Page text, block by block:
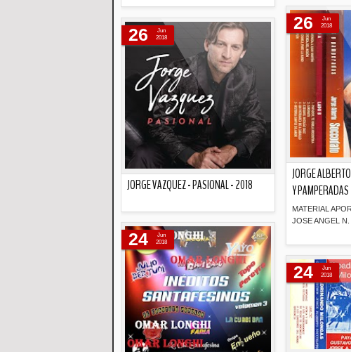
JORGE
Y
MATERIAL
JOSE ANGEL N.
26
Jun
2018
JORGE VAZQUEZ - PASIONAL - 2018
26
Jun
2018
24
Jun
2018
24
Jun
2018